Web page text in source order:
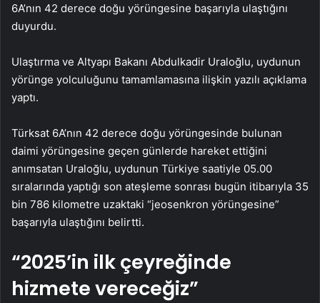
6A’nın 42 derece doğu yörüngesine başarıyla ulaştığını
duyurdu.
Ulaştırma ve Altyapı Bakanı Abdulkadir Uraloğlu, uydunun
yörünge yolculuğunu tamamlamasına ilişkin yazılı açıklama
yaptı.
Türksat 6A’nın 42 derece doğu yörüngesinde bulunan
daimi yörüngesine geçen günlerde hareket ettiğini
anımsatan Uraloğlu, uydunun Türkiye saatiyle 05.00
sıralarında yaptığı son ateşleme sonrası bugün itibarıyla 35
bin 786 kilometre uzaktaki “jeosenkron yörüngesine”
başarıyla ulaştığını belirtti.
“2025’in ilk çeyreğinde
hizmete vereceğiz”